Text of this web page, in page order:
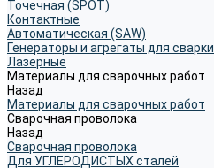
Точечная (SPOT)
Контактные
Автоматическая (SAW)
Генераторы и агрегаты для сварки
Лазерные
Материалы для сварочных работ
Назад
Материалы для сварочных работ
Сварочная проволока
Назад
Сварочная проволока
Для УГЛЕРОДИСТЫХ сталей